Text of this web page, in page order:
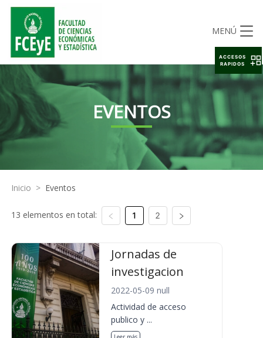
MENÚ
EVENTOS
Inicio > Eventos
13 elementos en total: 1 2
Jornadas de
investigacion
2022-05-09 null
Actividad de acceso
publico y ...
ACCESOS
RAPIDOS